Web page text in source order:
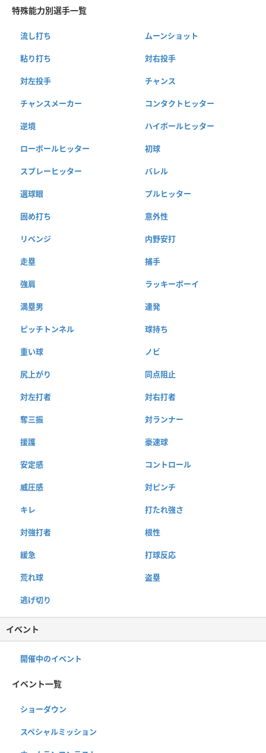
特殊能力別選手一覧
流し打ち ムーンショット
粘り打ち 対右投手
対左投手 チャンス
チャンスメーカー コンタクトヒッター
逆境 ハイボールヒッター
ローボールヒッター 初球
スプレーヒッター バレル
選球眼 プルヒッター
固め打ち 意外性
リベンジ 内野安打
走塁 捕手
強肩 ラッキーボーイ
満塁男 連発
ピッチトンネル 球持ち
重い球 ノビ
尻上がり 同点阻止
対左打者 対右打者
奪三振 対ランナー
援護 豪速球
安定感 コントロール
威圧感 対ピンチ
キレ 打たれ強さ
対強打者 根性
緩急 打球反応
荒れ球 盗塁
逃げ切り
イベント
開催中のイベント
イベント一覧
ショーダウン
スペシャルミッション